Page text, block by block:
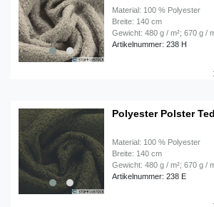
Material: 100 % Polyester
Breite: 140 cm
Gewicht: 480 g / m²; 670 g /
Artikelnummer: 238 H
Polyester Polster
Material: 100 % Polyester
Breite: 140 cm
Gewicht: 480 g / m²; 670 g /
Artikelnummer: 238 E